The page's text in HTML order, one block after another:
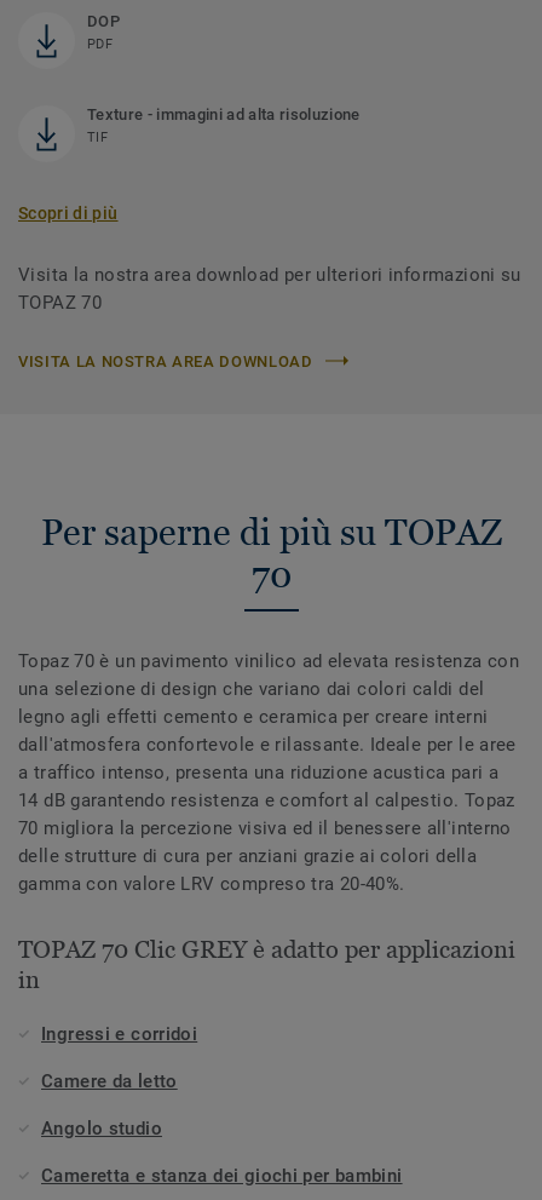
DOP
PDF
Texture - immagini ad alta risoluzione
TIF
Scopri di più
Visita la nostra area download per ulteriori informazioni su
TOPAZ 70
VISITA LA NOSTRA AREA DOWNLOAD
Per saperne di più su TOPAZ
70
Topaz 70 è un pavimento vinilico ad elevata resistenza con
una selezione di design che variano dai colori caldi del
legno agli effetti cemento e ceramica per creare interni
dall'atmosfera confortevole e rilassante. Ideale per le aree
a traffico intenso, presenta una riduzione acustica pari a
14 dB garantendo resistenza e comfort al calpestio. Topaz
70 migliora la percezione visiva ed il benessere all'interno
delle strutture di cura per anziani grazie ai colori della
gamma con valore LRV compreso tra 20-40%.
TOPAZ 70 Clic GREY è adatto per applicazioni
in
Ingressi e corridoi
Camere da letto
Angolo studio
Cameretta e stanza dei giochi per bambini